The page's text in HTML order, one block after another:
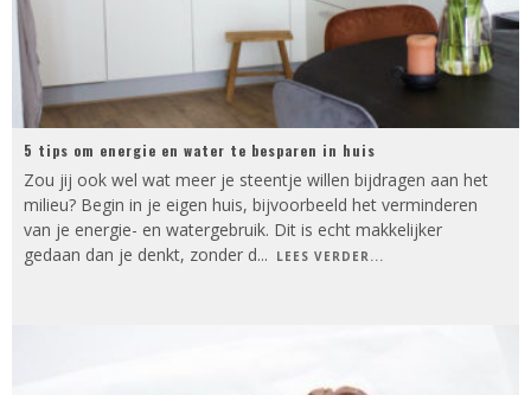
5 tips om energie en water te besparen in huis
Zou jij ook wel wat meer je steentje willen bijdragen aan het
milieu? Begin in je eigen huis, bijvoorbeeld het verminderen
van je energie- en watergebruik. Dit is echt makkelijker
gedaan dan je denkt, zonder d... LEES VERDER...